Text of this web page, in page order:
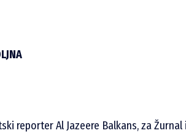
reporter Al Jazeere Balkans, za